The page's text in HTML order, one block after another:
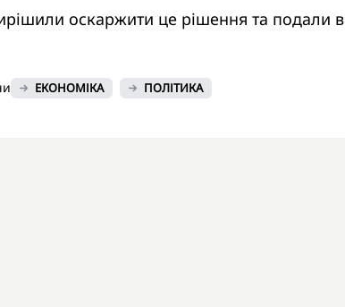
оскаржити це рішення та подали в
ЕКОНОМІКА ПОЛІТИКА